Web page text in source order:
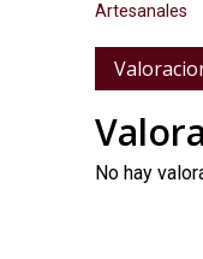
Artesanales
No hay